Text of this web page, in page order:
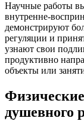
Научные работы
внутренне-
демонстрируют
регуляции и
узнают свои
продуктивно
объекты или
душевного